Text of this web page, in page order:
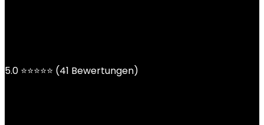
5.0 ⭐⭐⭐⭐⭐ (41 Bewertungen)